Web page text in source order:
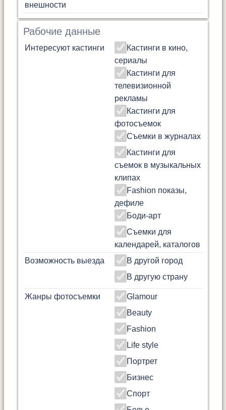
внешности
Рабочие данные
Интересуют кастинги
Кастинги в кино,
сериалы
Кастинги для
телевизионной
рекламы
Кастинги для
фотосъемок
Съемки в журналах
Кастинги для
съемок в музыкальных
клипах
Fashion показы,
дефиле
Боди-арт
Съемки для
календарей, каталогов
Возможность выезда
В другой город
В другую страну
Жанры фотосъемки
Glamour
Beauty
Fashion
Life style
Портрет
Бизнес
Спорт